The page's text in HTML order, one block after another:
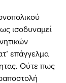
ισοδυναμεί
επάγγελμα
Ούτε πως